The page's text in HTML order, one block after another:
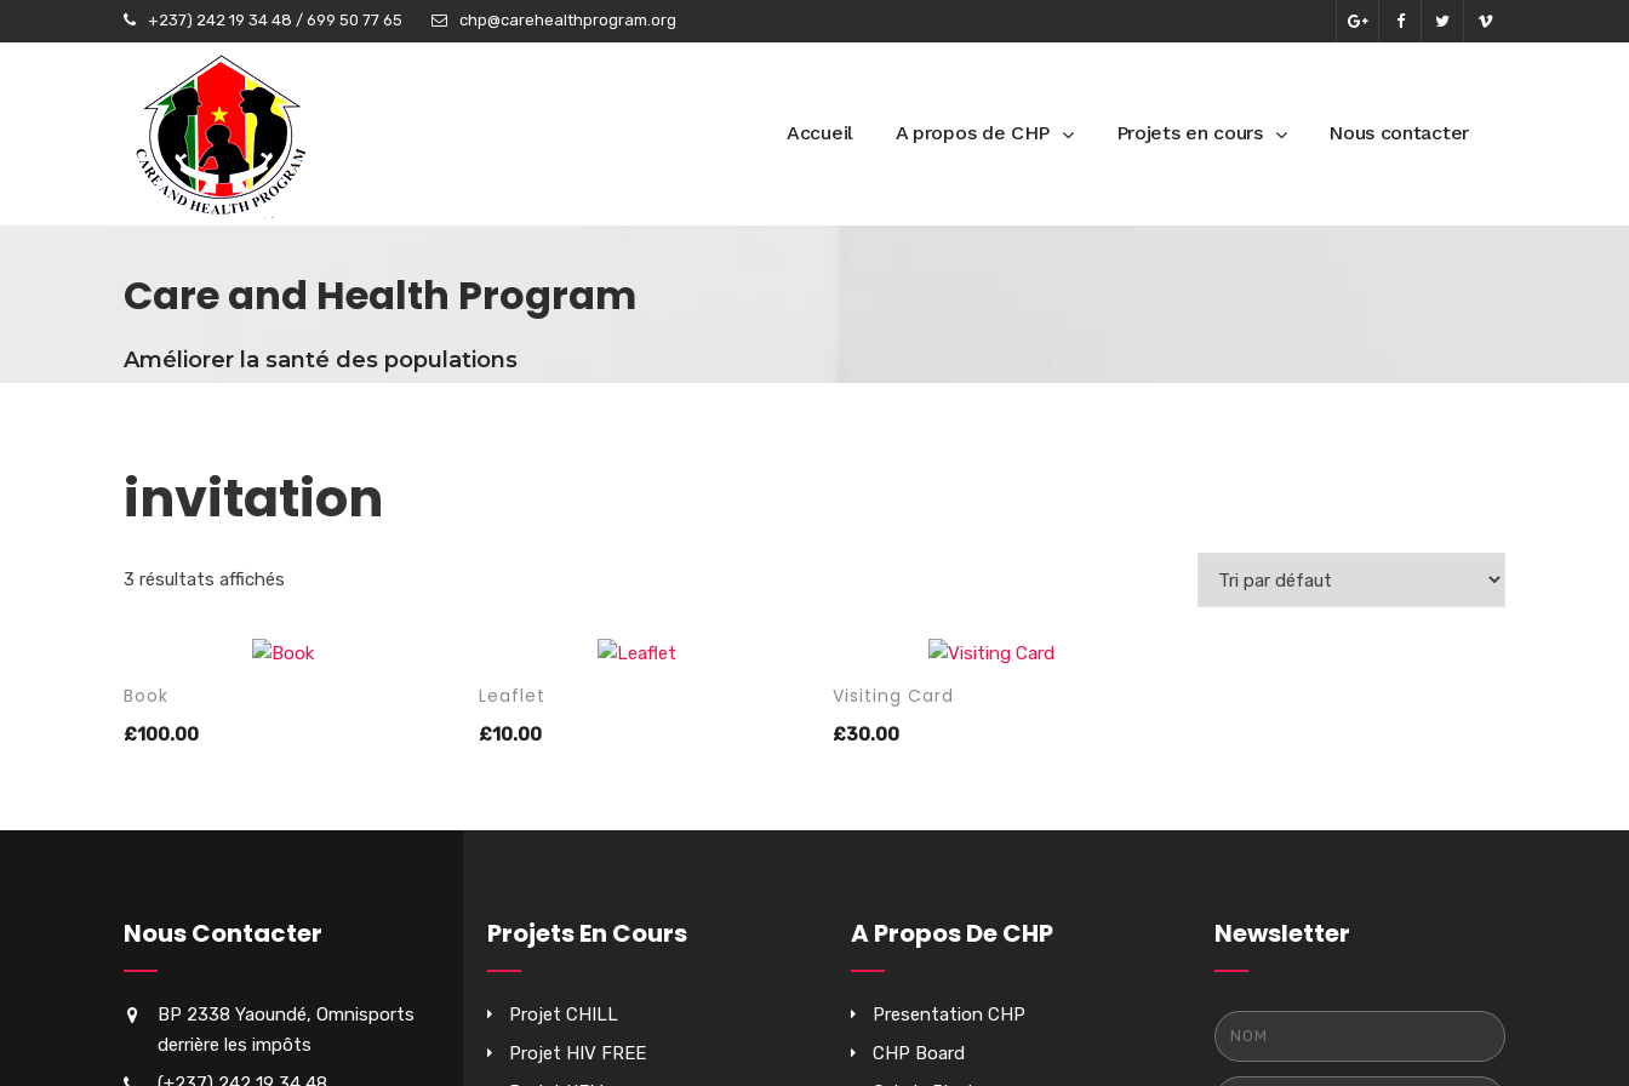
+237) 242 19 34 48 / 699 50 77 65 chp@carehealthprogram.org
Accueil A propos de CHP Projets en cours Nous contacter
Care and Health Program
Améliorer la santé des populations
invitation
3 résultats affichés
Book
£100.00
AJOUTER AU
PANIER
Leaflet
£10.00
AJOUTER AU
PANIER
Visiting Card
£30.00
Nous Contacter
BP 2338 Yaoundé, Omnisports
derrière les impôts
Projets En Cours
Projet CHILL
Projet HIV FREE
A Propos De CHP
Presentation CHP
CHP Board
Newsletter